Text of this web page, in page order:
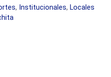
, Institucionales, Locales